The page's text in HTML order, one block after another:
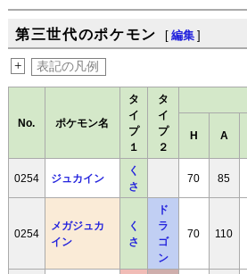
第三世代のポケモン [ 編集 ]
+ 表記の凡例
No. ポケモン名
タ
イ
プ
１
タ
イ
プ
２
H A
0254 ジュカイン
く
さ
70 85
0254
メガジュカ
イン
く
さ
ド
ラ
ゴ
ン
70 110